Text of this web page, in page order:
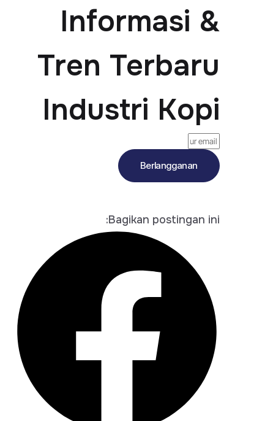
Informasi &
Tren Terbaru
Industri Kopi
Berlangganan
Bagikan postingan ini: